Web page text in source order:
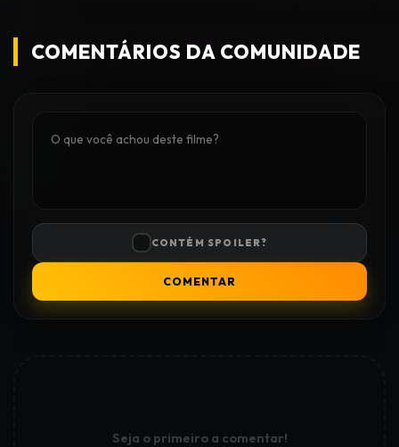
COMENTÁRIOS DA COMUNIDADE
CONTÉM SPOILER?
COMENTAR
Seja o primeiro a comentar!